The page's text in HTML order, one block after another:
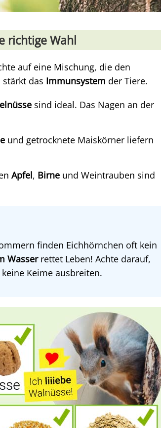
richtige Wahl
auf eine Mischung, die den
das Immunsystem der Tiere.
sind ideal. Das Nagen an der
und getrocknete Maiskörner liefern
Apfel, Birne und Weintrauben sind
finden Eichhörnchen oft kein
Wasserrettet Leben! Achte darauf,
Keime ausbreiten.